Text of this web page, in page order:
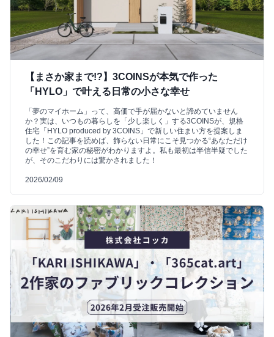
【まさか家まで!?】3COINSが本気で作った
「HYLO」で叶える日常の小さな幸せ
「夢のマイホーム」って、高価で手が届かないと諦めていません
か？実は、いつもの暮らしを「少し楽しく」する3COINSが、規格
住宅「HYLO produced by 3COINS」で新しい住まい方を提案しま
した！この記事を読めば、飾らない日常にこそ見つかる“あなただけ
の幸せ”を育む家の秘密がわかりますよ。私も最初は半信半疑でした
が、そのこだわりには驚かされました！
2026/02/09